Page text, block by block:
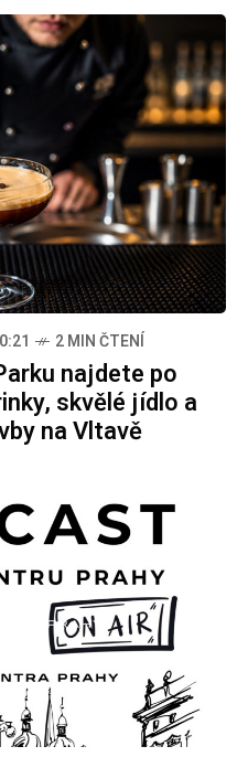
2 MIN ČTENÍ
najdete po
skvělé jídlo a
na Vltavě